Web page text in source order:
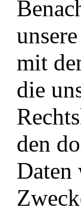
mit
die
den
Daten